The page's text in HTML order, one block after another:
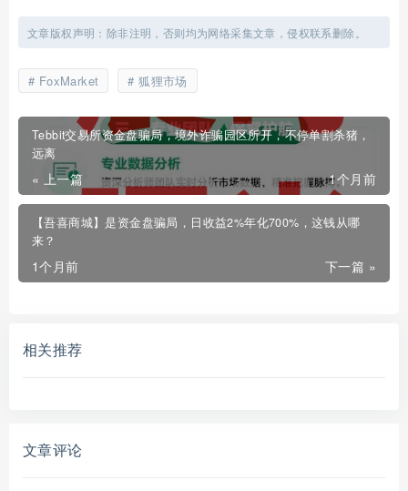
文章版权声明：除非注明，否则均为网络采集文章，侵权联系删除。
FoxMarket 狐狸市场
Tebbit交易所资金盘骗局，境外诈骗园区所开，不停单割杀猪，
远离
« 上一篇 1个月前
【吾喜商城】是资金盘骗局，日收益2%年化700%，这钱从哪
来？
下一篇 »
1个月前
相关推荐
文章评论